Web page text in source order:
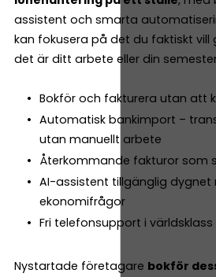
assistent och smarta
kan fokusera på det du faktiskt
det är ditt arbete eller din
Bokför och fakturera utan att
Automatisk bankimport –
utan manuellt arbete
Återkommande fakturor som
AI-assistent tillgänglig dygnet
ekonomifrågor
Fri telefonsupport i världsklass
Nystartade företagare bokför